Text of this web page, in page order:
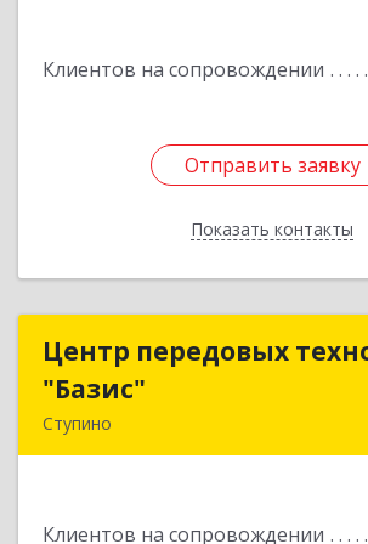
Клиентов на сопровождении
Отправить заявку
Показать контакты
Отправить заявку
Назад
Центр передовых
"Базис"
Ступино
Клиентов на сопровождении
Центр передовых